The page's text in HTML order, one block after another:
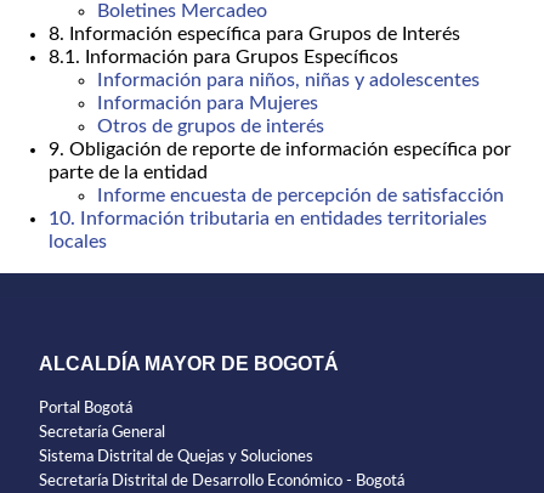
Boletines Mercadeo
8. Información específica para Grupos de Interés
8.1. Información para Grupos Específicos
Información para niños, niñas y adolescentes
Información para Mujeres
Otros de grupos de interés
9. Obligación de reporte de información específica por
parte de la entidad
Informe encuesta de percepción de satisfacción
10. Información tributaria en entidades territoriales
locales
ALCALDÍA MAYOR DE BOGOTÁ
Portal Bogotá
Secretaría General
Sistema Distrital de Quejas y Soluciones
Secretaría Distrital de Desarrollo Económico - Bogotá